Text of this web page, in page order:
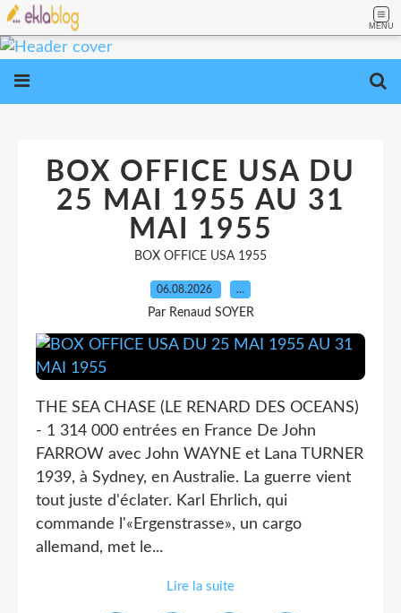
MENU
BOX OFFICE USA DU
25 MAI 1955 AU 31
MAI 1955
BOX OFFICE USA 1955
06.08.2026 …
Par Renaud SOYER
THE SEA CHASE (LE RENARD DES OCEANS)
- 1 314 000 entrées en France De John
FARROW avec John WAYNE et Lana TURNER
1939, à Sydney, en Australie. La guerre vient
tout juste d'éclater. Karl Ehrlich, qui
commande l'«Ergenstrasse», un cargo
allemand, met le...
Lire la suite